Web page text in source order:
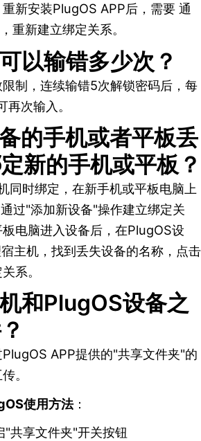
新安装PlugOS APP后，需要 通
重新建立绑定关系。
以输错多少次？
制，连续输错5次解锁密码后，每
次输入。
的手机或者平板丢
新的手机或平板？
同时绑定，在新手机或平板电脑上
过"添加新设备"操作建立绑定关
电脑进入设备后，在PlugOS设
主机，找到丢失设备的名称，点击
系。
和PlugOS设备之
APP提供的"共享文件夹"的
。
使用方法：
"共享文件夹"开关按钮